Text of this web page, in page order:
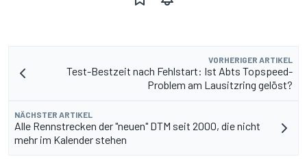
VORHERIGER ARTIKEL
Test-Bestzeit nach Fehlstart: Ist Abts Topspeed-
Problem am Lausitzring gelöst?
NÄCHSTER ARTIKEL
Alle Rennstrecken der "neuen" DTM seit 2000, die nicht
mehr im Kalender stehen